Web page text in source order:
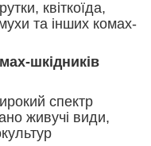
квіткоїда,
та інших комах-
шкідників
спектр
живучі види,